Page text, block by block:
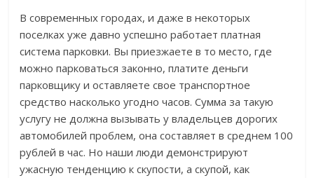
В современных городах, и даже в некоторых
поселках уже давно успешно работает платная
система парковки. Вы приезжаете в то место, где
можно парковаться законно, платите деньги
парковщику и оставляете свое транспортное
средство насколько угодно часов. Сумма за такую
услугу не должна вызывать у владельцев дорогих
автомобилей проблем, она составляет в среднем 100
рублей в час. Но наши люди демонстрируют
ужасную тенденцию к скупости, а скупой, как